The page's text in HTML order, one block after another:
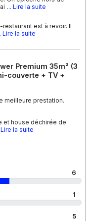
... Lire la suite
est à revoir. Il
Lire la suite
Premium 35m² (3
couverte + TV +
meilleure prestation.
et house déchirée de
Lire la suite
6
1
5